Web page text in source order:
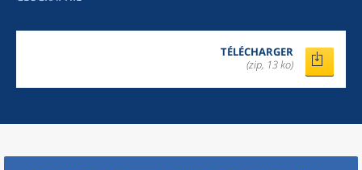
TÉLÉCHARGER
(zip, 13 ko)